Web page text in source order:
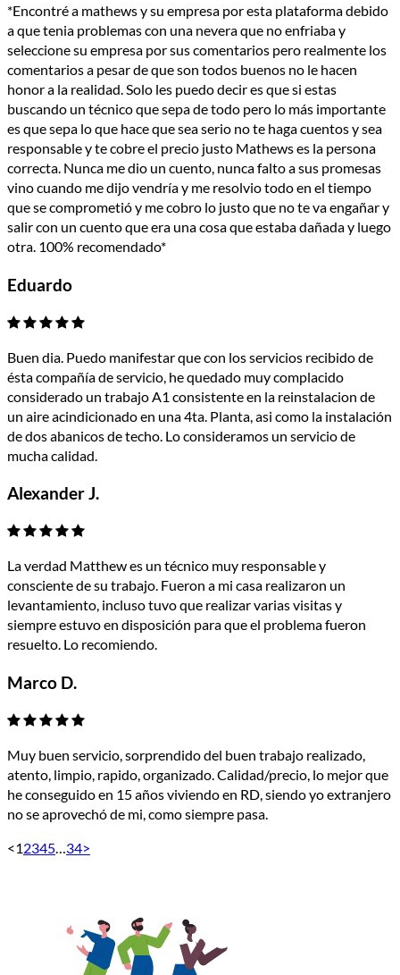
*Encontré a mathews y su empresa por esta plataforma debido
a que tenia problemas con una nevera que no enfriaba y
seleccione su empresa por sus comentarios pero realmente los
comentarios a pesar de que son todos buenos no le hacen
honor a la realidad. Solo les puedo decir es que si estas
buscando un técnico que sepa de todo pero lo más importante
es que sepa lo que hace que sea serio no te haga cuentos y sea
responsable y te cobre el precio justo Mathews es la persona
correcta. Nunca me dio un cuento, nunca falto a sus promesas
vino cuando me dijo vendría y me resolvio todo en el tiempo
que se comprometió y me cobro lo justo que no te va engañar y
salir con un cuento que era una cosa que estaba dañada y luego
otra. 100% recomendado*
Eduardo
Buen dia. Puedo manifestar que con los servicios recibido de
ésta compañía de servicio, he quedado muy complacido
considerado un trabajo A1 consistente en la reinstalacion de
un aire acindicionado en una 4ta. Planta, asi como la instalación
de dos abanicos de techo. Lo consideramos un servicio de
mucha calidad.
Alexander J.
La verdad Matthew es un técnico muy responsable y
consciente de su trabajo. Fueron a mi casa realizaron un
levantamiento, incluso tuvo que realizar varias visitas y
siempre estuvo en disposición para que el problema fueron
resuelto. Lo recomiendo.
Marco D.
Muy buen servicio, sorprendido del buen trabajo realizado,
atento, limpio, rapido, organizado. Calidad/precio, lo mejor que
he conseguido en 15 años viviendo en RD, siendo yo extranjero
no se aprovechó de mi, como siempre pasa.
<12345 34>